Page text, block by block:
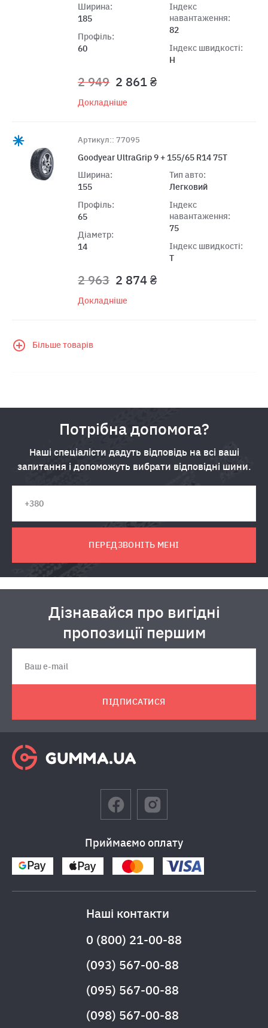
Ширина:
185
Профіль:
60
Індекс
навантаження:
82
Індекс швидкості:
H
2 949 2 861 ₴
Докладніше
Артикул:: 77095
Goodyear UltraGrip 9 + 155/65 R14 75T
Ширина:
155
Профіль:
65
Діаметр:
14
Тип авто:
Легковий
Індекс
навантаження:
75
Індекс швидкості:
T
2 963 2 874 ₴
Докладніше
Більше товарів
Потрібна допомога?
Наші спеціалісти дадуть відповідь на всі ваші
запитання і допоможуть вибрати відповідні шини.
ПЕРЕДЗВОНІТЬ МЕНІ
Дізнавайся про вигідні
пропозиції першим
ПІДПИСАТИСЯ
Приймаємо оплату
Наші контакти
0 (800) 21-00-88
(093) 567-00-88
(095) 567-00-88
(098) 567-00-88